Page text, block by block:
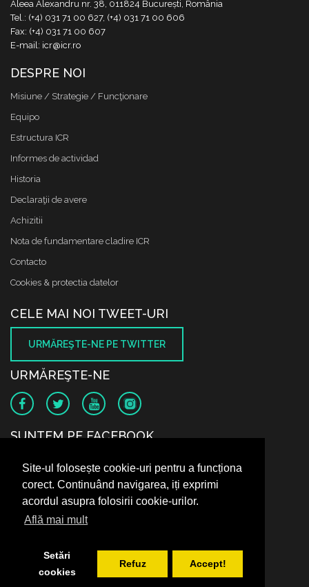
Site-ul folosește cookie-uri pentru a funcționa
corect. Continuând navigarea, iți exprimi
acordul asupra folosirii cookie-urilor.
Află mai mult
Setări
cookies
Refuz Accept!
Aleea Alexandru nr. 38, 011824 București, România
Tel.: (+4) 031 71 00 627, (+4) 031 71 00 606
Fax: (+4) 031 71 00 607
E-mail: icr@icr.ro
DESPRE NOI
Misiune / Strategie / Funcţionare
Equipo
Estructura ICR
Informes de actividad
Historia
Declaraţii de avere
Achizitii
Nota de fundamentare cladire ICR
Contacto
Cookies & protectia datelor
CELE MAI NOI TWEET-URI
URMĂREŞTE-NE PE TWITTER
URMĂREŞTE-NE
SUNTEM PE FACEBOOK